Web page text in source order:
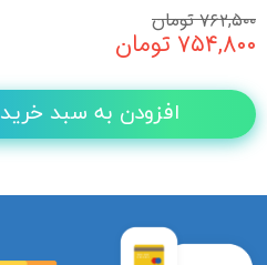
۷۶۲,۵۰۰ تومان
۷۵۴,۸۰۰ تومان
افزودن به سبد خرید